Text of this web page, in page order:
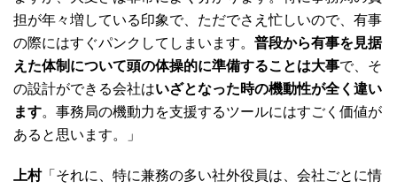
担が年々増している印象で、ただでさえ忙しいので、有事
の際にはすぐパンクしてしまいます。 普段から有事を見据
えた体制について頭の体操的に準備することは大事で、そ
の設計ができる会社はいざとなった時の機動性が全く違い
ます。事務局の機動力を支援するツールにはすごく価値が
あると思います。」
上村「それに、特に兼務の多い社外役員は、会社ごとに情